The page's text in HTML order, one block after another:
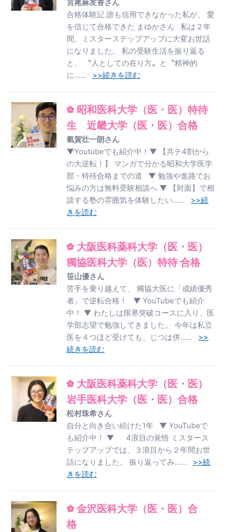
宮尾麻友香さん
合格体験記 誰も信用できなかった私が、 愛
を信じて合格できた まゆかさん 私は２年
間、ミスターステップアップに大変お世話
になりました。 私の受験生活を振り返る
と、 〝人としての在り方〟と〝精神的
に…… >>続きを読む
昭和医科大学（医・医）特待
生 近畿大学（医・医）合格
氣賀壮一朗さん
▼Youtubeでも紹介中！▼ 【共テ4割から
の大逆転！】 マンガで分かる昭和大学医学
部・特待合格までの道 ▼ 勉強や進路でお
悩みの方は無料受験相談へ ▼ 【対面】で相
談する塾の雰囲気を体験したい…… >>続
きを読む
大阪医科薬科大学（医・医）
獨協医科大学（医）特待 合格
笹山優さん
苦手を乗り越えて、 獨協大医に「成績優秀
者」で逆転合格！ ▼ YouTubeでも紹介
中！ ▼ わたしは限界突破コースに入り、医
学部志望で勉強してきました。 今年は私立
医を４つほど受けても、じつは併…… >>
続きを読む
大阪医科薬科大学（医・医）
岩手医科大学（医・医）合格
松村珠希さん
自分と向き合い続けた1年 ▼ YouTubeで
も紹介中！ ▼ 4浪目の覚悟 ミスタース
テップアップでは、３浪目から２年間お世
話になりました。 振り返ってみ…… >>続
きを読む
金沢医科大学（医・医）合
格